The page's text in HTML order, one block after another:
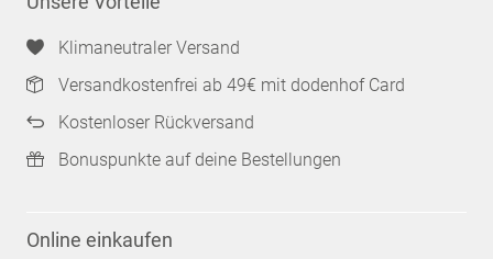
Klimaneutraler Versand
Versandkostenfrei ab 49€ mit dodenhof Card
Kostenloser Rückversand
Bonuspunkte auf deine Bestellungen
Online einkaufen